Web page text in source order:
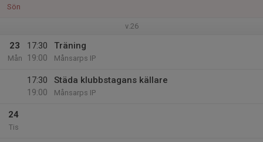
Sön
v.26
23
Mån
17:30
19:00
Träning
Månsarps IP
17:30
19:00
Städa klubbstagans källare
Månsarps IP
24
Tis